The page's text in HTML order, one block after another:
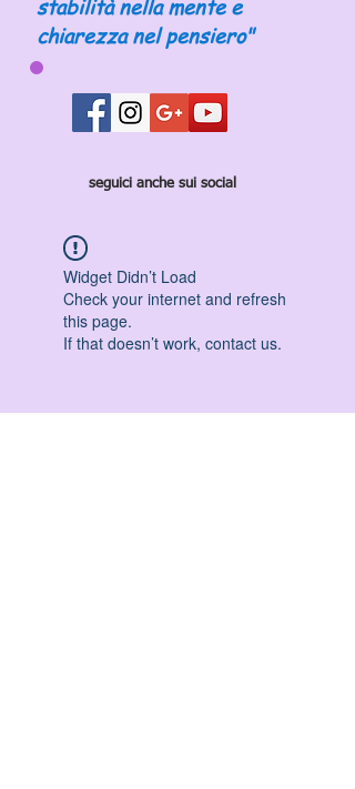
stabilità nella mente e
chiarezza nel pensiero"
seguici anche sui social
Widget Didn’t Load
Check your internet and refresh
this page.
If that doesn’t work, contact us.